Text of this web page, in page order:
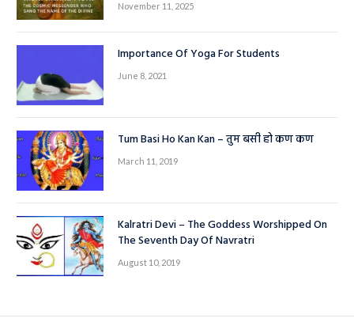
November 11, 2025
Importance Of Yoga For Students
June 8, 2021
Tum Basi Ho Kan Kan – तुम बसी हो कण कण
March 11, 2019
Kalratri Devi – The Goddess Worshipped On
The Seventh Day Of Navratri
August 10, 2019